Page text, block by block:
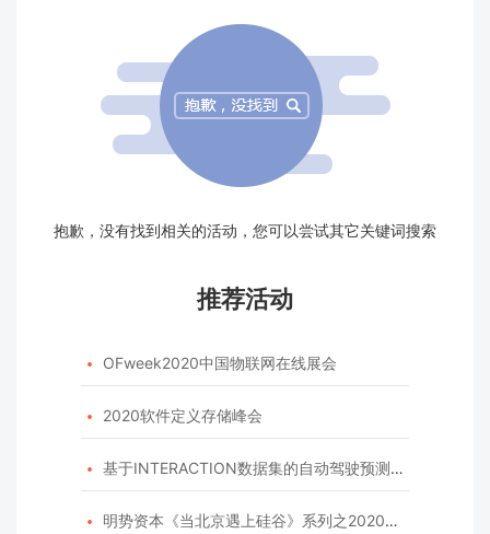
抱歉，没有找到相关的活动，您可以尝试其它关键词搜索
推荐活动
 OFweek2020中国物联网在线展会
 2020软件定义存储峰会
 基于INTERACTION数据集的自动驾驶预测模型挑战赛
 明势资本《当北京遇上硅谷》系列之2020年度开源峰会